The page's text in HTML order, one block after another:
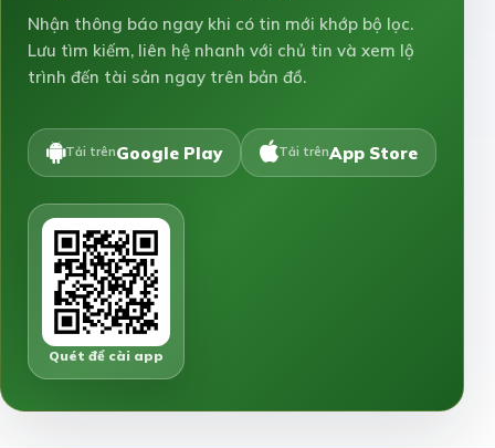
Nhận thông báo ngay khi có tin mới khớp bộ lọc.
Lưu tìm kiếm, liên hệ nhanh với chủ tin và xem lộ
trình đến tài sản ngay trên bản đồ.
Tải trênGoogle Play Tải trênApp Store
Quét để cài app